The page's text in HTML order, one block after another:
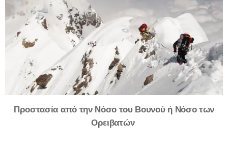
Προστασία από την Νόσο του Βουνού ή Νόσο των
Ορειβατών